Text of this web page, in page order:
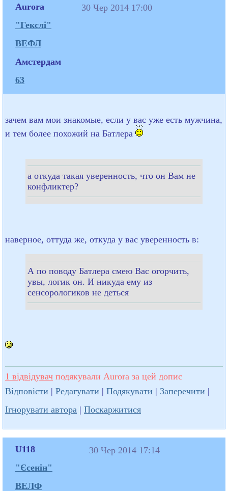
Aurora
"Гекслі"
ВЕФЛ
Амстердам
63
30 Чер 2014 17:00
зачем вам мои знакомые, если у вас уже есть мужчина,
и тем более похожий на Батлера
а откуда такая уверенность, что он Вам не
конфликтер?
наверное, оттуда же, откуда у вас уверенность в:
А по поводу Батлера смею Вас огорчить,
увы, логик он. И никуда ему из
сенсорологиков не деться
1 відвідувач подякували Aurora за цей допис
Відповісти | Редагувати | Подякувати | Заперечити |
Ігнорувати автора | Поскаржитися
U118
"Єсенін"
ВЕЛФ
30 Чер 2014 17:14